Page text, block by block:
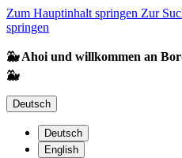
Zum Hauptinhalt springen Zur
springen
🐳 Ahoi und willkommen an
🐳
Deutsch
Deutsch
English